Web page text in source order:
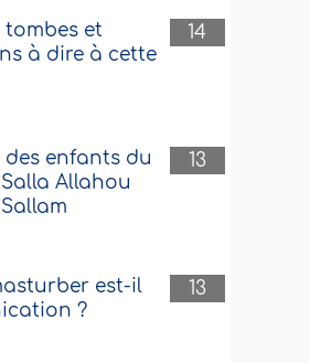
14
tombes et
à dire à cette
13
des enfants du
Allahou
13
est-il
?